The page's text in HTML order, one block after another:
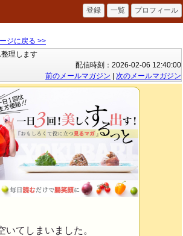
ジに戻る >>
理します
配信時刻：2026-02-06 12:40:00
前のメールマガジン
次のメールマガジン
いてしまいました。